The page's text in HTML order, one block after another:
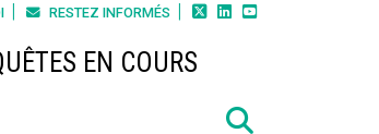
RESTEZ INFORMÉS   
EN COURS